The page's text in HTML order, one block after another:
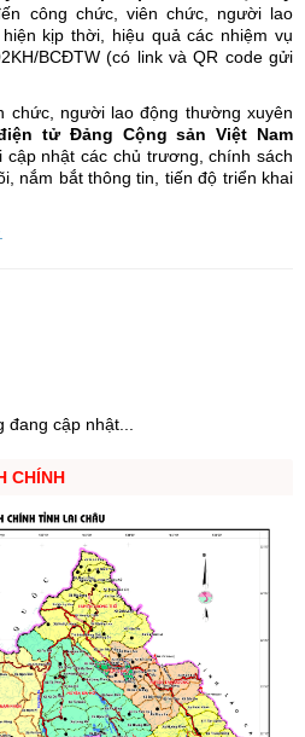
công chức, viên chức, người lao
kịp thời, hiệu quả các nhiệm vụ
BCĐTW (có link và QR code gửi
chức, người lao động thường xuyên
tử Đảng Cộng sản Việt Nam
cập nhật các chủ trương, chính sách
nắm bắt thông tin, tiến độ triển khai
đang cập nhật...
CHÍNH